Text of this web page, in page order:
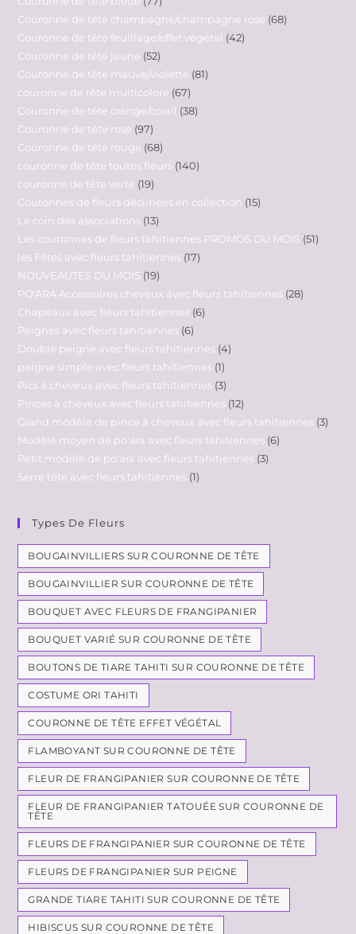
Couronne de tête champagne/champagne rosé 68
Couronne de tête feuillage/effet végétal 42
Couronne de tête jaune 52
Couronne de tête mauve/violette 81
couronne de tête multicolore 67
Couronne de tête orange/corail 38
Couronne de tête rose 97
Couronne de tête rouge 68
couronne de tête toutes fleurs 140
couronne de tête verte 19
Couronnes de fleurs déclinées en collection 15
Le coin des associations 13
Les couronnes de fleurs tahitiennes PROMOS DU MOIS 51
les Fêtes avec fleurs tahitiennes 17
NOUVEAUTES DU MOIS 19
PO'ARA Accessoires cheveux avec fleurs tahitiennes 28
Chapeaux avec fleurs tahitiennes 6
Peignes avec fleurs tahitiennes 6
Double peigne avec fleurs tahitiennes 4
peigne simple avec fleurs tahitiennes 1
Pics à cheveux avec fleurs tahitiennes 3
Pinces à cheveux avec fleurs tahitiennes 12
Grand modèle de pince à cheveux avec fleurs tahitiennes 3
Modèle moyen de po'ara avec fleurs tahitiennes 6
Petit modèle de po'ara avec fleurs tahitiennes 3
Serre tête avec fleurs tahitiennes 1
Types De Fleurs
BOUGAINVILLIERS SUR COURONNE DE TÊTE
BOUGAINVILLIER SUR COURONNE DE TÊTE
BOUQUET AVEC FLEURS DE FRANGIPANIER
BOUQUET VARIÉ SUR COURONNE DE TÊTE
BOUTONS DE TIARE TAHITI SUR COURONNE DE TÊTE
COSTUME ORI TAHITI
COURONNE DE TÊTE EFFET VÉGÉTAL
FLAMBOYANT SUR COURONNE DE TÊTE
FLEUR DE FRANGIPANIER SUR COURONNE DE TÊTE
FLEUR DE FRANGIPANIER TATOUÉE SUR COURONNE DE
TÊTE
FLEURS DE FRANGIPANIER SUR COURONNE DE TÊTE
FLEURS DE FRANGIPANIER SUR PEIGNE
GRANDE TIARE TAHITI SUR COURONNE DE TÊTE
HIBISCUS SUR COURONNE DE TÊTE